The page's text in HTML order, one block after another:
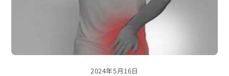
2024年5月16日